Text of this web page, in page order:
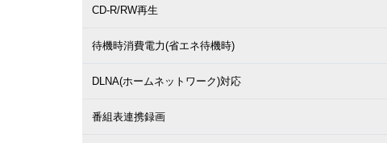
CD-R/RW再生
待機時消費電力(省エネ待機時)
DLNA(ホームネットワーク)対応
番組表連携録画